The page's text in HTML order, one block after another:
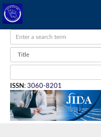
ISSN : 3060-8201